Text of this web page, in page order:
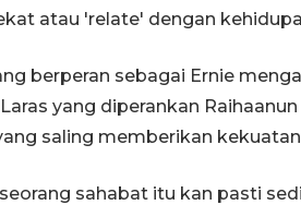
atau 'relate' dengan
berperan sebagai Ernie
yang diperankan
saling memberikan
sahabat itu kan pasti